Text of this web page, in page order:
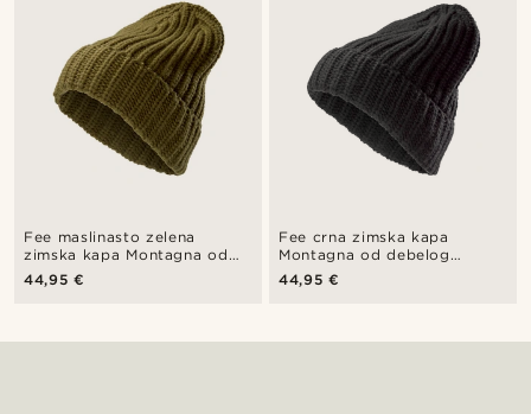
Fee maslinasto zelena
zimska kapa Montagna od
debelog pletiva
44,95 €
Fee crna zimska kapa
Montagna od debelog
pletiva
44,95 €